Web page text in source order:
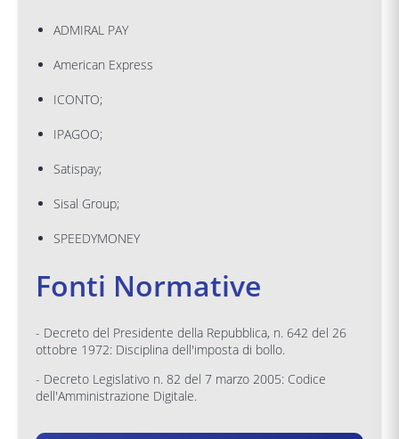
ADMIRAL PAY
American Express
ICONTO;
IPAGOO;
Satispay;
Sisal Group;
SPEEDYMONEY
Fonti Normative
- Decreto del Presidente della Repubblica, n. 642 del 26
ottobre 1972: Disciplina dell'imposta di bollo.
- Decreto Legislativo n. 82 del 7 marzo 2005: Codice
dell'Amministrazione Digitale.